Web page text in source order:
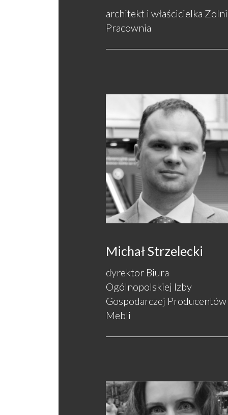
architekt i właścicielka
Pracownia
Michał Strzelecki
dyrektor Biura
Ogólnopolskiej Izby
Gospodarczej Producentów
Mebli